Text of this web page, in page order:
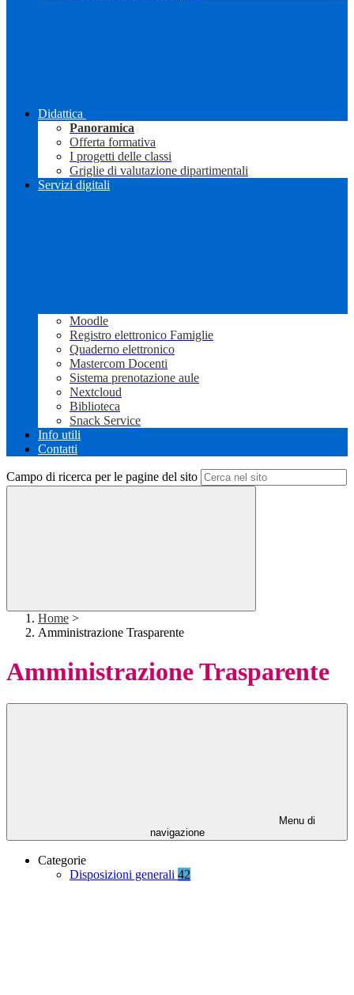
Didattica
Panoramica
Offerta formativa
I progetti delle classi
Griglie di valutazione dipartimentali
Servizi digitali
Moodle
Registro elettronico Famiglie
Quaderno elettronico
Mastercom Docenti
Sistema prenotazione aule
Nextcloud
Biblioteca
Snack Service
Info utili
Contatti
Campo di ricerca per le pagine del sito
Home >
Amministrazione Trasparente
Amministrazione Trasparente
Menu di
navigazione
Categorie
Disposizioni generali 42